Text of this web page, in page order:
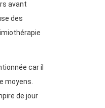
avant
des
car il
moyens.
de jour